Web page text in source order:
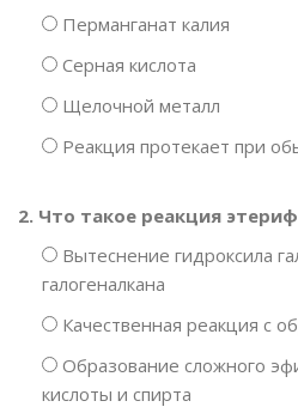
Перманганат калия
Серная кислота
Щелочной металл
Реакция протекает при
2. Что такое реакция
Вытеснение гидроксила
галогеналкана
Качественная реакция с
Образование сложного
кислоты и спирта